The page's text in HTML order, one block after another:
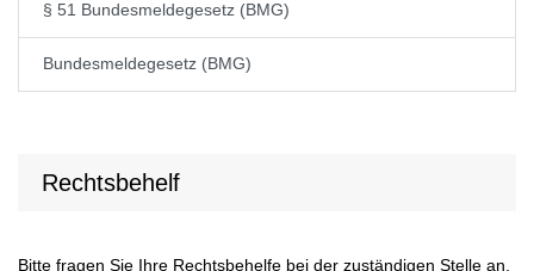
§ 51 Bundesmeldegesetz (BMG)
Bundesmeldegesetz (BMG)
Rechtsbehelf
Bitte fragen Sie Ihre Rechtsbehelfe bei der zuständigen Stelle an.